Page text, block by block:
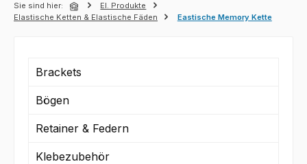
Sie sind hier:
El. Produkte
Elastische Ketten & Elastische Fäden
Eastische Memory Kette
Brackets
Bögen
Retainer & Federn
Klebezubehör